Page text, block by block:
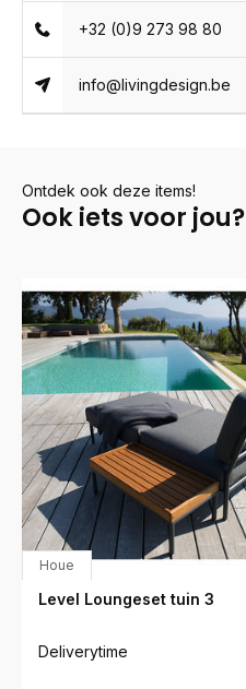
+32 (0)9 273 98 80
info@livingdesign.be
Ontdek ook deze items!
Ook iets voor jou?
Houe
Level Loungeset tuin 3
Deliverytime